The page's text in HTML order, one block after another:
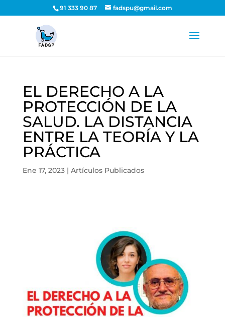
91 333 90 87 fadspu@gmail.com
EL DERECHO A LA
PROTECCIÓN DE LA
SALUD. LA DISTANCIA
ENTRE LA TEORÍA Y LA
PRÁCTICA
Ene 17, 2023| Artículos Publicados